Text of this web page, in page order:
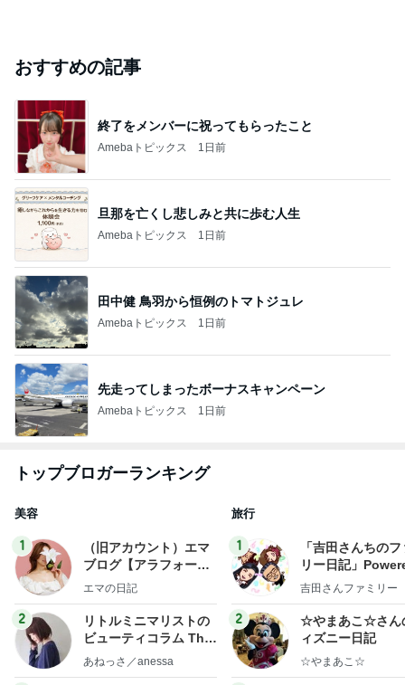
おすすめの記事
終了をメンバーに祝ってもらったこと
Amebaトピックス 1日前
旦那を亡くし悲しみと共に歩む人生
Amebaトピックス 1日前
田中健 鳥羽から恒例のトマトジュレ
Amebaトピックス 1日前
先走ってしまったボーナスキャンペーン
Amebaトピックス 1日前
トップブロガーランキング
美容
1
（旧アカウント）エマ
ブログ【アラフォー会
社売却セカンドライ
エマの日記
2
リトルミニマリストの
ビューティコラム The
little minimalist's bea
あねっさ／anessa
旅行
1
「吉田さんちの
リー日記」
y Ameba 吉田さ
ログ
吉田さんファミリー
2
☆やまあこ☆さん
ィズニー日記
☆やまあこ☆